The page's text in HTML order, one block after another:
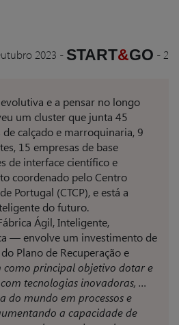
2023 - START&GO -2
e a pensar no longo
um cluster que junta 45
calçado e marroquinaria, 9
15 empresas de base
de interface científico e
coordenado pelo Centro
Portugal (CTCP), e está a
do futuro.
Ágil, Inteligente,
— envolve um investimento de
Plano de Recuperação e
como principal objetivo dotar e
tecnologias inovadoras, …
do mundo em processos e
a capacidade de